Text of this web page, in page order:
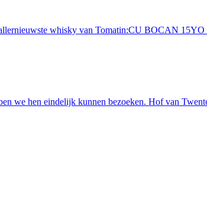
whisky van Tomatin:CU BOCAN 15YO
we hen eindelijk kunnen bezoeken. Hof van